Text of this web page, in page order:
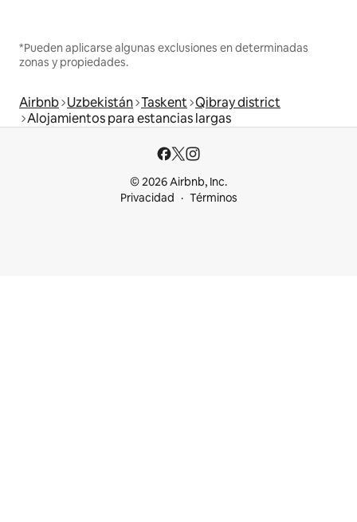
*Pueden aplicarse algunas exclusiones en determinadas
zonas y propiedades.
Airbnb Uzbekistán Taskent Qibray district
Alojamientos para estancias largas
© 2026 Airbnb, Inc.
Privacidad
Términos